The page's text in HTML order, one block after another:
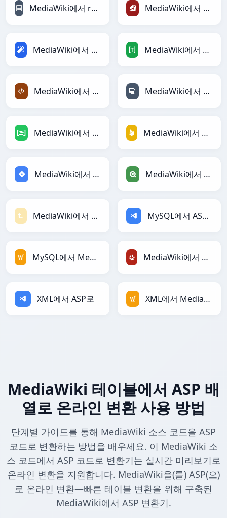
MediaWiki에서 reStructuredText로 MediaWiki에서 Ruby로
MediaWiki에서 Magic로 MediaWiki에서 TOML로
MediaWiki에서 XML로 MediaWiki에서 YAML로
MediaWiki에서 DAX로 MediaWiki에서 Firebase로
MediaWiki에서 Jira로 MediaWiki에서 Qlik로
MediaWiki에서 Textile로 MySQL에서 ASP로
MySQL에서 MediaWiki로 MediaWiki에서 TracWiki로
XML에서 ASP로 XML에서 MediaWiki로
MediaWiki 테이블에서 ASP 배
열로 온라인 변환 사용 방법
단계별 가이드를 통해 MediaWiki 소스 코드을 ASP
코드로 변환하는 방법을 배우세요. 이 MediaWiki 소
스 코드에서 ASP 코드로 변환기는 실시간 미리보기로
온라인 변환을 지원합니다. MediaWiki을(를) ASP(으)
로 온라인 변환—빠른 테이블 변환을 위해 구축된
MediaWiki에서 ASP 변환기.